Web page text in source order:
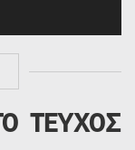
ΤΕΥΧΟΣ